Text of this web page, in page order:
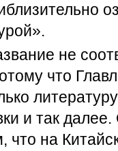
не
что
и так
что на